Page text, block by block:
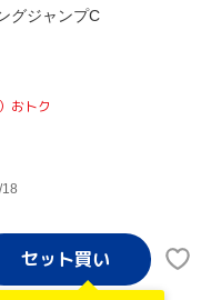
グジャンプC
おトク